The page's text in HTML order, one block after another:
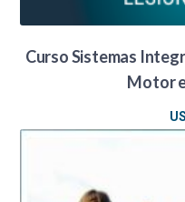
Curso Sistemas
Motor